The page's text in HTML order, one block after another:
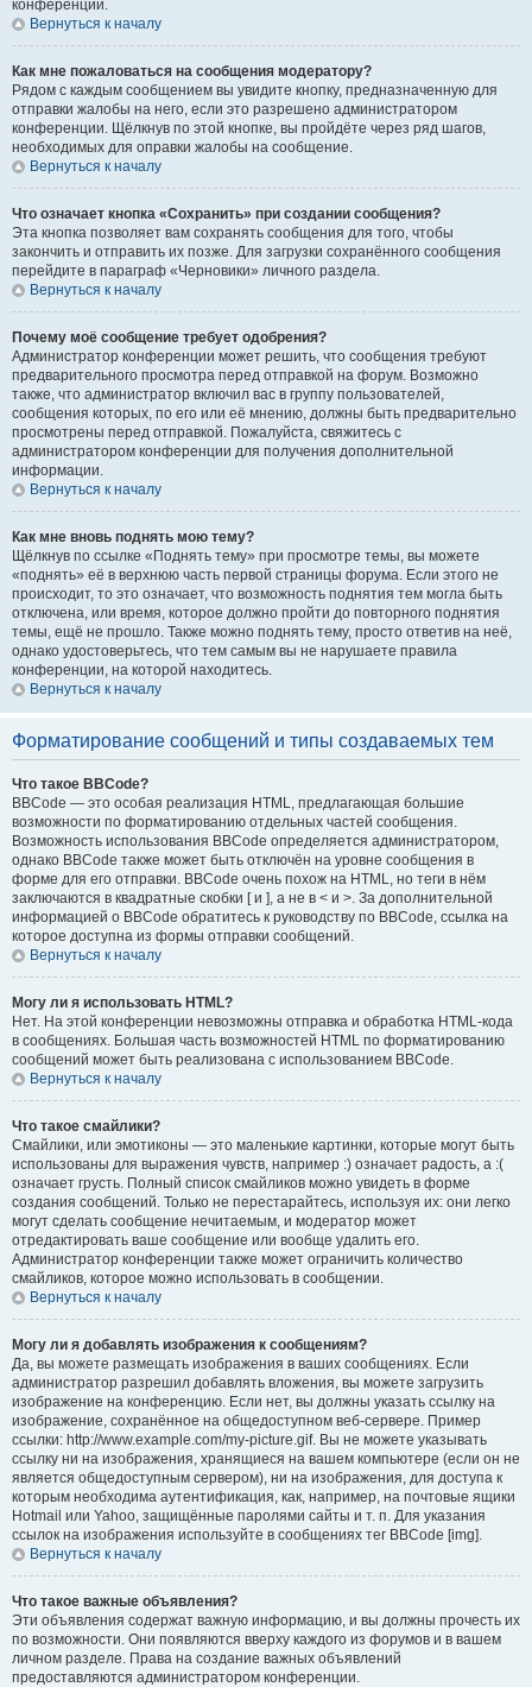
конференции.
Вернуться к началу
Как мне пожаловаться на сообщения модератору?
Рядом с каждым сообщением вы увидите кнопку, предназначенную для
отправки жалобы на него, если это разрешено администратором
конференции. Щёлкнув по этой кнопке, вы пройдёте через ряд шагов,
необходимых для оправки жалобы на сообщение.
Вернуться к началу
Что означает кнопка «Сохранить» при создании сообщения?
Эта кнопка позволяет вам сохранять сообщения для того, чтобы
закончить и отправить их позже. Для загрузки сохранённого сообщения
перейдите в параграф «Черновики» личного раздела.
Вернуться к началу
Почему моё сообщение требует одобрения?
Администратор конференции может решить, что сообщения требуют
предварительного просмотра перед отправкой на форум. Возможно
также, что администратор включил вас в группу пользователей,
сообщения которых, по его или её мнению, должны быть предварительно
просмотрены перед отправкой. Пожалуйста, свяжитесь с
администратором конференции для получения дополнительной
информации.
Вернуться к началу
Как мне вновь поднять мою тему?
Щёлкнув по ссылке «Поднять тему» при просмотре темы, вы можете
«поднять» её в верхнюю часть первой страницы форума. Если этого не
происходит, то это означает, что возможность поднятия тем могла быть
отключена, или время, которое должно пройти до повторного поднятия
темы, ещё не прошло. Также можно поднять тему, просто ответив на неё,
однако удостоверьтесь, что тем самым вы не нарушаете правила
конференции, на которой находитесь.
Вернуться к началу
Форматирование сообщений и типы создаваемых тем
Что такое BBCode?
BBCode — это особая реализация HTML, предлагающая большие
возможности по форматированию отдельных частей сообщения.
Возможность использования BBCode определяется администратором,
однако BBCode также может быть отключён на уровне сообщения в
форме для его отправки. BBCode очень похож на HTML, но теги в нём
заключаются в квадратные скобки [ и ], а не в < и >. За дополнительной
информацией о BBCode обратитесь к руководству по BBCode, ссылка на
которое доступна из формы отправки сообщений.
Вернуться к началу
Могу ли я использовать HTML?
Нет. На этой конференции невозможны отправка и обработка HTML-кода
в сообщениях. Большая часть возможностей HTML по форматированию
сообщений может быть реализована с использованием BBCode.
Вернуться к началу
Что такое смайлики?
Смайлики, или эмотиконы — это маленькие картинки, которые могут быть
использованы для выражения чувств, например :) означает радость, а :(
означает грусть. Полный список смайликов можно увидеть в форме
создания сообщений. Только не перестарайтесь, используя их: они легко
могут сделать сообщение нечитаемым, и модератор может
отредактировать ваше сообщение или вообще удалить его.
Администратор конференции также может ограничить количество
смайликов, которое можно использовать в сообщении.
Вернуться к началу
Могу ли я добавлять изображения к сообщениям?
Да, вы можете размещать изображения в ваших сообщениях. Если
администратор разрешил добавлять вложения, вы можете загрузить
изображение на конференцию. Если нет, вы должны указать ссылку на
изображение, сохранённое на общедоступном веб-сервере. Пример
ссылки: http://www.example.com/my-picture.gif. Вы не можете указывать
ссылку ни на изображения, хранящиеся на вашем компьютере (если он не
является общедоступным сервером), ни на изображения, для доступа к
которым необходима аутентификация, как, например, на почтовые ящики
Hotmail или Yahoo, защищённые паролями сайты и т. п. Для указания
ссылок на изображения используйте в сообщениях тег BBCode [img].
Вернуться к началу
Что такое важные объявления?
Эти объявления содержат важную информацию, и вы должны прочесть их
по возможности. Они появляются вверху каждого из форумов и в вашем
личном разделе. Права на создание важных объявлений
предоставляются администратором конференции.